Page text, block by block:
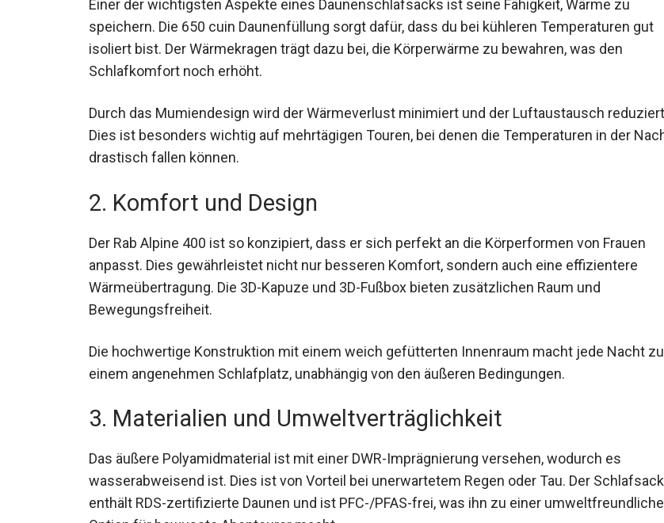
speichern. Die 650 cuin Daunenfüllung sorgt dafür, dass du bei kühleren Temperaturen gut
isoliert bist. Der Wärmekragen trägt dazu bei, die Körperwärme zu bewahren, was den
Schlafkomfort noch erhöht.
Durch das Mumiendesign wird der Wärmeverlust minimiert und der Luftaustausch
reduziert. Dies ist besonders wichtig auf mehrtägigen Touren, bei denen die Temperaturen
in der Nacht drastisch fallen können.
2. Komfort und Design
Der Rab Alpine 400 ist so konzipiert, dass er sich perfekt an die Körperformen von Frauen
anpasst. Dies gewährleistet nicht nur besseren Komfort, sondern auch eine effizientere
Wärmeübertragung. Die 3D-Kapuze und 3D-Fußbox bieten zusätzlichen Raum und
Bewegungsfreiheit.
Die hochwertige Konstruktion mit einem weich gefütterten Innenraum macht jede Nacht zu
einem angenehmen Schlafplatz, unabhängig von den äußeren Bedingungen.
3. Materialien und Umweltverträglichkeit
Das äußere Polyamidmaterial ist mit einer DWR-Imprägnierung versehen, wodurch es
wasserabweisend ist. Dies ist von Vorteil bei unerwartetem Regen oder Tau. Der Schlafsack
enthält RDS-zertifizierte Daunen und ist PFC-/PFAS-frei, was ihn zu einer